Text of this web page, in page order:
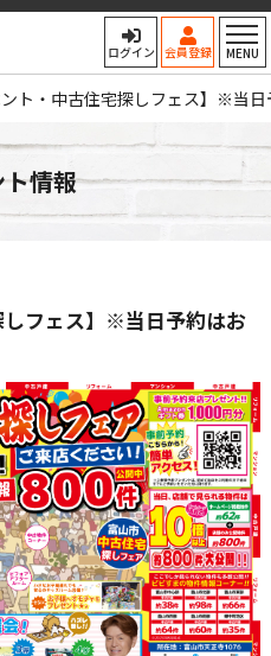
ログイン 会員登録 MENU
ント・中古住宅探しフェス】※当
情報
しフェス】※当日予約はお